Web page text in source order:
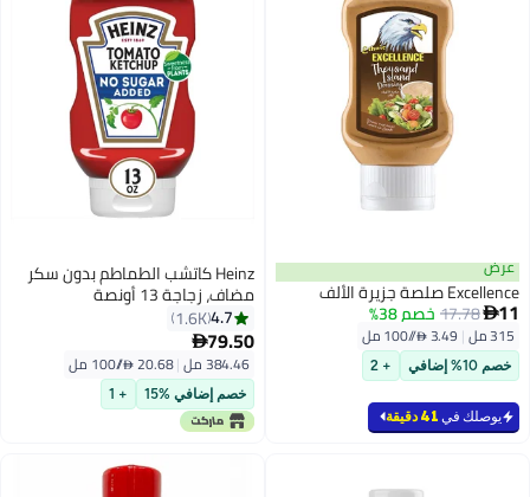
عرض
Excellence صلصة جزيرة الألف
11
17.78خصم 38%
315 مل |
خصم 10% إضافي + 2
يوصلك في 41 دقيقة
Heinz كاتشب الطماطم بدون سكر
مضاف، زجاجة 13 أونصة
4.7
1.6K
79.50
384.46 مل |20.68 /⁨/100 مل⁩
خصم إضافي %15 + 1